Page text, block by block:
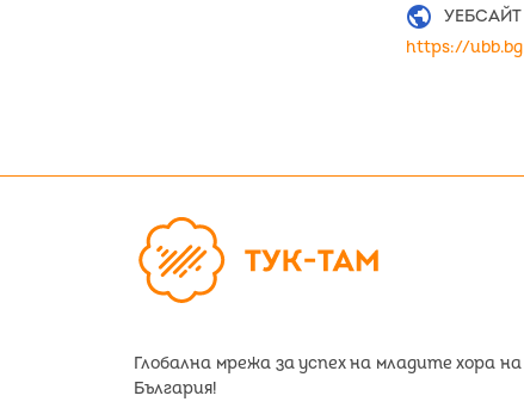
public
УЕБСАЙТ
https://ubb.bg
Глобална мрежа за успех на младите хора на
България!